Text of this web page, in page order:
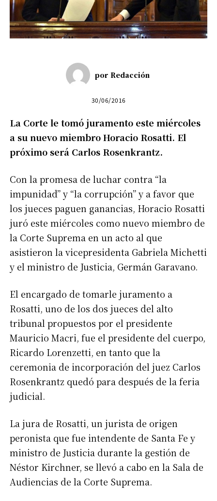
por Redacción
30/06/2016
La Corte le tomó juramento este miércoles
a su nuevo miembro Horacio Rosatti. El
próximo será Carlos Rosenkrantz.
Con la promesa de luchar contra “la
impunidad” y “la corrupción” y a favor que
los jueces paguen ganancias, Horacio Rosatti
juró este miércoles como nuevo miembro de
la Corte Suprema en un acto al que
asistieron la vicepresidenta Gabriela Michetti
y el ministro de Justicia, Germán Garavano.
El encargado de tomarle juramento a
Rosatti, uno de los dos jueces del alto
tribunal propuestos por el presidente
Mauricio Macri, fue el presidente del cuerpo,
Ricardo Lorenzetti, en tanto que la
ceremonia de incorporación del juez Carlos
Rosenkrantz quedó para después de la feria
judicial.
La jura de Rosatti, un jurista de origen
peronista que fue intendente de Santa Fe y
ministro de Justicia durante la gestión de
Néstor Kirchner, se llevó a cabo en la Sala de
Audiencias de la Corte Suprema.